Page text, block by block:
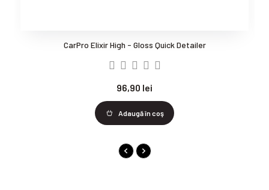
CarPro Elixir High - Gloss Quick Detailer
96,90 lei
Adaugă în coş